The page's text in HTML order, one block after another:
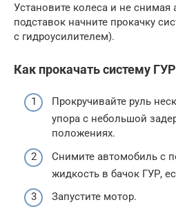
Установите колеса и не снимая
подставок начните прокачку
с гидроусилителем).
Как прокачать систему ГУР
Прокручивайте руль
упора с небольшой
положениях.
Снимите автомобиль с
жидкость в бачок ГУР,
Запустите мотор.